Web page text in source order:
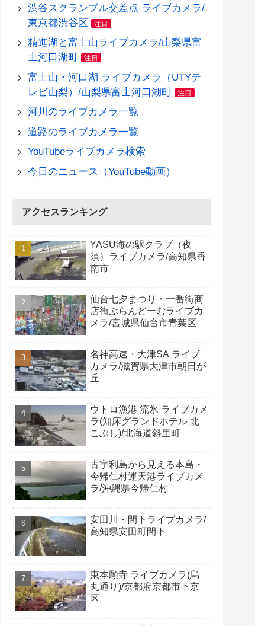
渋谷スクランブル交差点 ライブカメラ/
東京都渋谷区
注目
精進湖と富士山ライブカメラ/山梨県富
士河口湖町
注目
富士山・河口湖 ライブカメラ（UTYテ
レビ山梨）/山梨県富士河口湖町
注目
河川のライブカメラ一覧
道路のライブカメラ一覧
YouTubeライブカメラ検索
今日のニュース（YouTube動画）
アクセスランキング
YASU海の駅クラブ（夜
須）ライブカメラ/高知県香
南市
仙台七夕まつり・一番街商
店街ぶらんどーむライブカ
メラ/宮城県仙台市青葉区
名神高速・大津SA ライブ
カメラ/滋賀県大津市朝日が
丘
ウトロ漁港 流氷 ライブカメ
ラ(知床グランドホテル 北
こぶし)/北海道斜里町
古宇利島から見える本島・
今帰仁村運天港ライブカメ
ラ/沖縄県今帰仁村
安田川・間下ライブカメラ/
高知県安田町間下
東本願寺 ライブカメラ(烏
丸通り)/京都府京都市下京
区